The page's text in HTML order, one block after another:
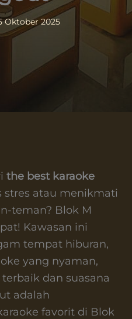
Oktober 2025
the best karaoke
stres atau menikmati
teman? Blok M
Kawasan ini
tempat hiburan,
yang nyaman,
dan suasana
adalah
favorit di Blok